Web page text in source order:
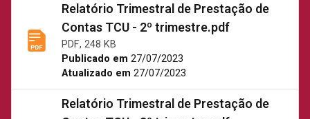
Relatório Trimestral de Prestação de
Contas TCU - 2º trimestre.pdf
PDF, 248 KB
Publicado em 27/07/2023
Atualizado em 27/07/2023
Relatório Trimestral de Prestação de